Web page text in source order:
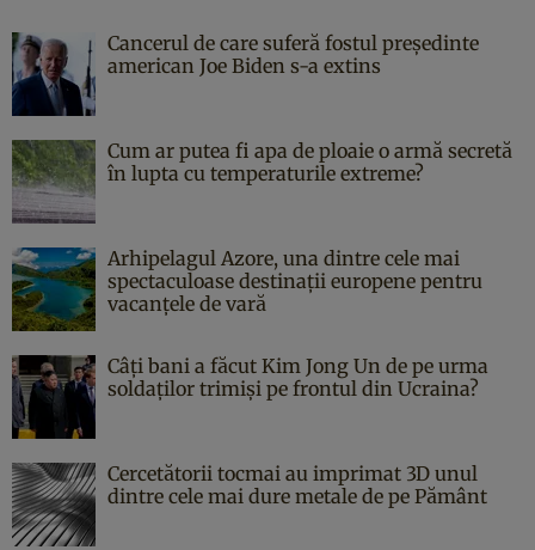
Cancerul de care suferă fostul președinte
american Joe Biden s-a extins
Cum ar putea fi apa de ploaie o armă secretă
în lupta cu temperaturile extreme?
Arhipelagul Azore, una dintre cele mai
spectaculoase destinații europene pentru
vacanțele de vară
Câți bani a făcut Kim Jong Un de pe urma
soldaților trimiși pe frontul din Ucraina?
Cercetătorii tocmai au imprimat 3D unul
dintre cele mai dure metale de pe Pământ